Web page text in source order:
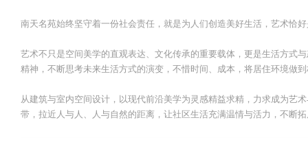
南天名苑始终坚守着一份社会责任，就是为人们创造美好生活，艺术恰
艺术不只是空间美学的直观表达、文化传承的重要载体，更是生活方式
精神，不断思考未来生活方式的演变，不惜时间、成本，将居住环境做
从建筑与室内空间设计，以现代前沿美学为灵感精益求精，力求成为艺
带，拉近人与人、人与自然的距离，让社区生活充满温情与活力，不断